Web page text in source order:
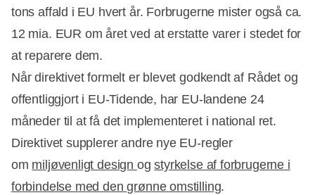
tons affald i EU hvert år. Forbrugerne mister også ca.
12 mia. EUR om året ved at erstatte varer i stedet for
at reparere dem.
Når direktivet formelt er blevet godkendt af Rådet og
offentliggjort i EU-Tidende, har EU-landene 24
måneder til at få det implementeret i national ret.
Direktivet supplerer andre nye EU-regler
om miljøvenligt design ogstyrkelse af forbrugerne i
forbindelse med den grønne omstilling.